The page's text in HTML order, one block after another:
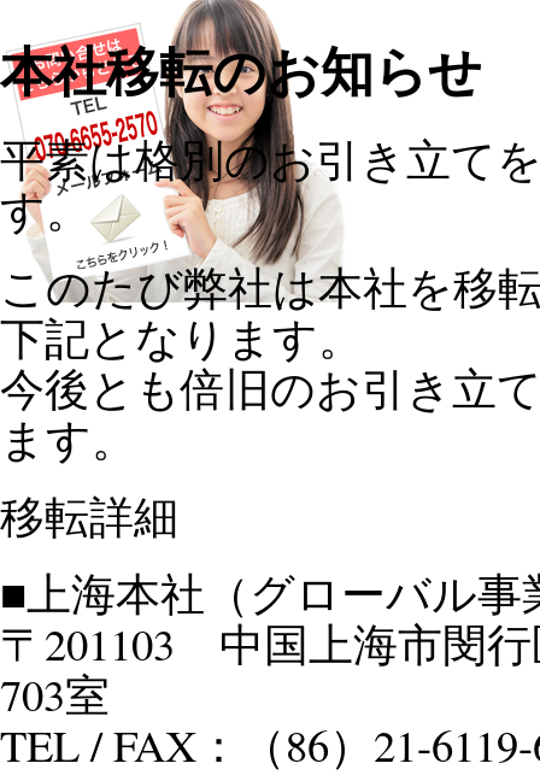
本社移転のお知らせ
平素は格別のお引き立て
す。
このたび弊社は本社を移
下記となります。
今後とも倍旧のお引き立
ます。
移転詳細
■上海本社（グローバル事
〒201103 中国上海市閔
703室
TEL / FAX：（86）21-